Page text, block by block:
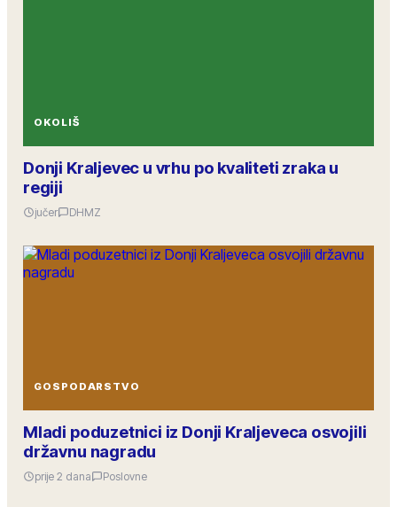
OKOLIŠ
Donji Kraljevec u vrhu po kvaliteti zraka u
regiji
jučer DHMZ
GOSPODARSTVO
Mladi poduzetnici iz Donji Kraljeveca osvojili
državnu nagradu
prije 2 dana Poslovne